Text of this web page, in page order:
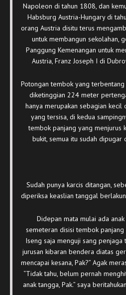
Napoleon di tahun 1808, dan
Habsburg Austria-Hungary di
orang Austria disitu terus
untuk membangun sekolahan,
Panggung Kemenangan untuk
Austria, Franz Joseph I di
Potongan tembok yang
diketinggian 224 meter
hanya merupakan sebagian kecil
yang tersisa, di kedua
tembok panjang yang menjurus
bukit, semua itu sudah dipugar
Sudah punya karcis ditangan,
diperiksa keaslian tanggal
Didepan mata mulai ada
semeteran disisi tembok
Iseng saja menguji sang penjaga
jurusan kibaran bendera diatas
mencapai kesana, Pak?” Agak
“Tidak tahu, belum pernah
anak tangga, Pak.” saya